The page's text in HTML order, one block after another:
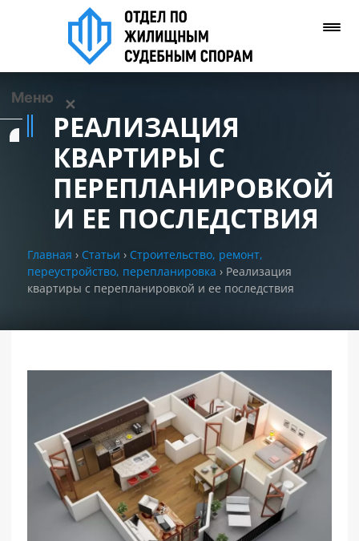
Меню ✕
Задать вопрос
(WhatsApp)
РЕАЛИЗАЦИЯ
КВАРТИРЫ С
ПЕРЕПЛАНИРОВКОЙ
И ЕЕ ПОСЛЕДСТВИЯ
Главная › Статьи › Строительство, ремонт,
переустройство, перепланировка › Реализация
квартиры с перепланировкой и ее последствия